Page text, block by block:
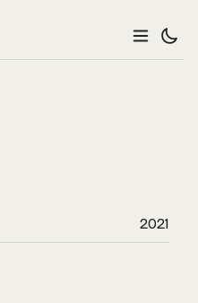
2021